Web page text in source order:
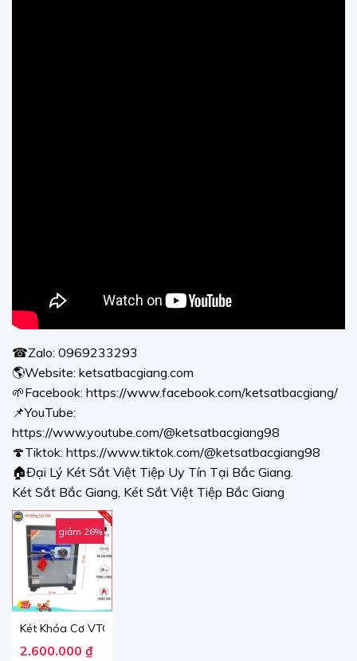
☎Zalo: 0969233293
🌎Website: ketsatbacgiang.com
🌱Facebook: https://www.facebook.com/ketsatbacgiang/
📌YouTube:
https://www.youtube.com/@ketsatbacgiang98
🍄Tiktok: https://www.tiktok.com/@ketsatbacgiang98
🏠Đại Lý Két Sắt Việt Tiệp Uy Tín Tại Bắc Giang.
Két Sắt Bắc Giang, Két Sắt Việt Tiệp Bắc Giang
giảm 26%
Két Khóa Cơ VTC45, Đen Ghi, Việt Tiệp, Nặng 98kg.
Giá gốc là: 3.500.000 ₫.
2.600.000 ₫
Giá hiện tại là: 2.600.000 ₫.